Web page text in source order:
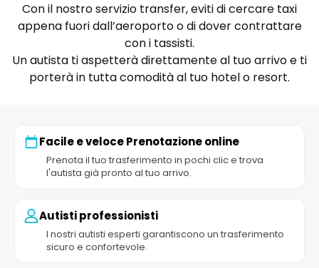
Con il nostro servizio transfer, eviti di cercare taxi
appena fuori dall’aeroporto o di dover contrattare
con i tassisti.
Un autista ti aspetterà direttamente al tuo arrivo e ti
porterà in tutta comodità al tuo hotel o resort.
Facile e veloce Prenotazione online
Prenota il tuo trasferimento in pochi clic e trova
l'autista già pronto al tuo arrivo.
Autisti professionisti
I nostri autisti esperti garantiscono un trasferimento
sicuro e confortevole.